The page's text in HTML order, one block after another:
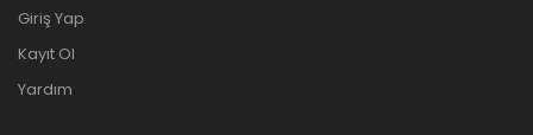
Giriş Yap
Kayıt Ol
Yardım